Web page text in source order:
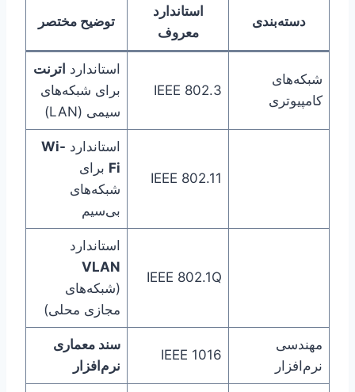
دسته‌بندی
استاندارد
معروف
توضیح مختصر
شبکه‌های
کامپیوتری
IEEE 802.3
استاندارد اترنت
برای شبکه‌های
سیمی (LAN)
IEEE 802.11
استاندارد Wi-
Fi برای
شبکه‌های
بی‌سیم
IEEE 802.1Q
استاندارد
VLAN
(شبکه‌های
مجازی محلی)
مهندسی
نرم‌افزار
IEEE 1016
سند معماری
نرم‌افزار